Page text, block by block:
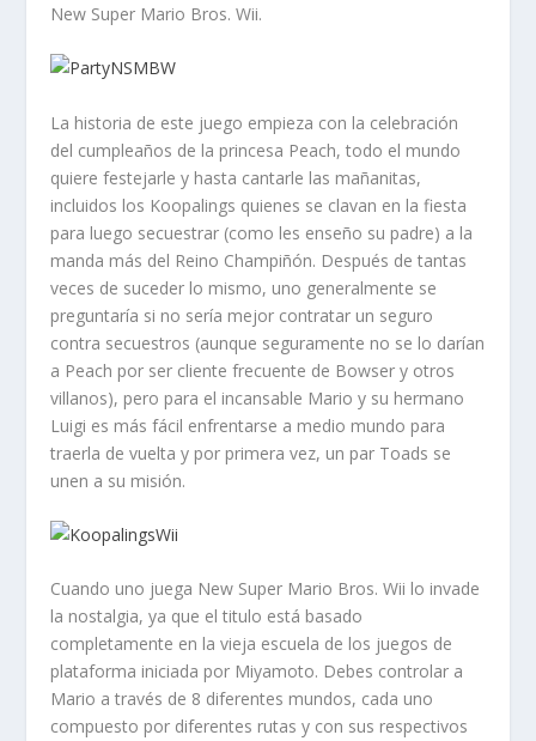
New Super Mario Bros. Wii.
La historia de este juego empieza con la celebración
del cumpleaños de la princesa Peach,todo el mundo
quiere festejarle y hasta cantarle las mañanitas,
incluidos los Koopalings quienes se clavan en la fiesta
para luego secuestrar (como les enseño su padre) a la
manda más del Reino Champiñón. Después de tantas
veces de suceder lo mismo, uno generalmente se
preguntaría si no sería mejor contratar un seguro
contra secuestros (aunque seguramente no se lo darían
a Peach por ser cliente frecuente de Bowser y otros
villanos), pero para el incansable Mario y su hermano
Luigi es más fácil enfrentarse a medio mundo para
traerla de vuelta y por primera vez, un par Toads se
unen a su misión.
Cuando uno juega New Super Mario Bros. Wii lo invade
la nostalgia, ya que el titulo está basado
completamente en la vieja escuela de los juegos de
plataforma iniciada por Miyamoto. Debes controlar a
Mario a través de 8 diferentes mundos, cada uno
compuesto por diferentes rutas y con sus respectivos